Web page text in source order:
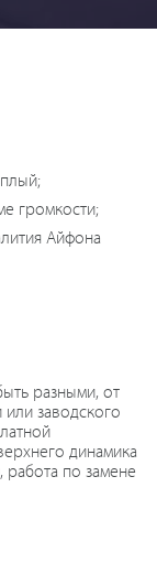
громкости;
Айфона
разными, от
заводского
динамика
работа по замене